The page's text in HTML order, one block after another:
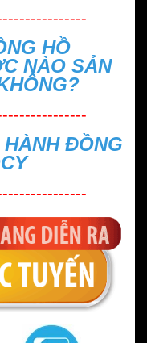
HỒ
NÀO SẢN
ĐỒNG